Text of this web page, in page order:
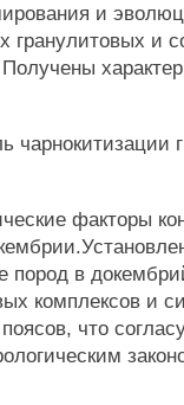
и
гранулитовых и
чарнокитизации
факторы
пород в
комплексов и
что